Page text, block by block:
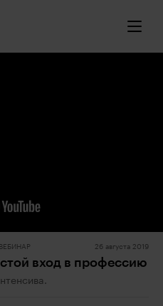
26 августа 2019
вход в профессию